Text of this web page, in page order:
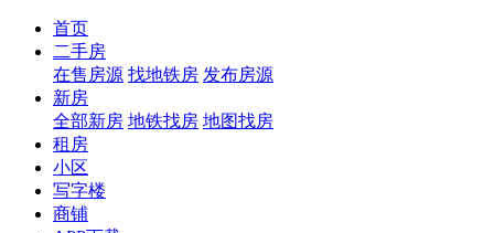
首页
二手房
在售房源 找地铁房 发布房源
新房
全部新房 地铁找房 地图找房
租房
小区
写字楼
商铺